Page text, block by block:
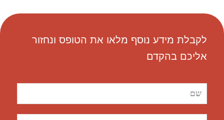
לקבלת מידע נוסף מלאו את הטופס ונחזור
אליכם בהקדם